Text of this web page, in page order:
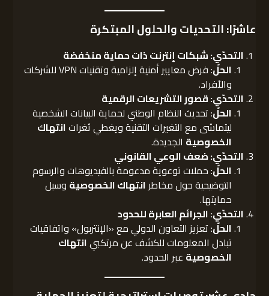
عاشرًا: التحديات والحلول المبتكرة
التحدّي: شبكات إنترنت ذات حماية منخفضة
الحلّ
: فرض معايير أمنية إلزامية وتقنيات VPN للشركات
والأفراد.
التحدّي: قصور التشريعات الرقمية
الحلّ: تحديث النظام الوطني لحماية البيانات الشخصية
ليتماشى مع التغيرات التقنية ويغطي ثغراتانتهاك
الخصوصية الجديدة.
التحدّي: ضعف الوعي القانوني
الحلّ: حملات توعوية مدعومة بالفيديوهات والرسوم
التوضيحية حول مخاطرانتهاك الخصوصية وسبل
حمايتها.
التحدّي: الجرائم العابرة للحدود
الحلّ: تعزيز التعاون الدولي مع «الإنتربول» واتفاقيات
تبادل المعلومات للكشف عن مرتكبيانتهاك
الخصوصية عبر الحدود.